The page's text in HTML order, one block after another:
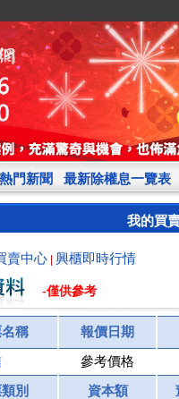
熱門新聞 最新除權息一覽表
我的買
賣中心 興櫃即時行情
-僅供參考
稱 報價日期
參考價格
別 資本額